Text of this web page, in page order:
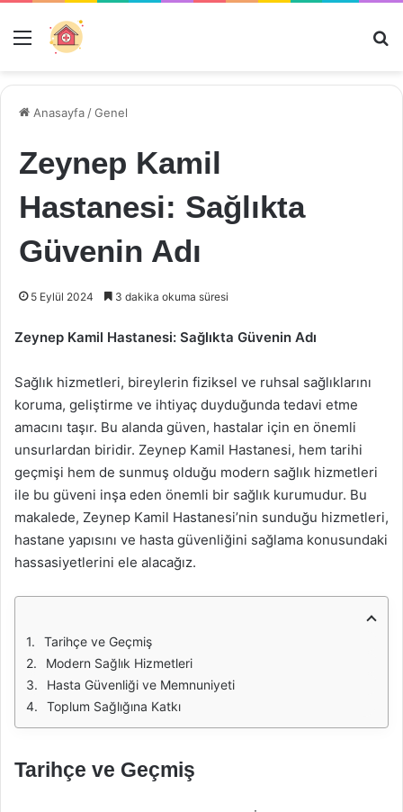
Menü
Anasayfa /Genel
Zeynep Kamil
Hastanesi: Sağlıkta
Güvenin Adı
5 Eylül 2024 3 dakika okuma süresi
Zeynep Kamil Hastanesi: Sağlıkta Güvenin Adı
Sağlık hizmetleri, bireylerin fiziksel ve ruhsal sağlıklarını
koruma, geliştirme ve ihtiyaç duyduğunda tedavi etme
amacını taşır. Bu alanda güven, hastalar için en önemli
unsurlardan biridir. Zeynep Kamil Hastanesi, hem tarihi
geçmişi hem de sunmuş olduğu modern sağlık hizmetleri
ile bu güveni inşa eden önemli bir sağlık kurumudur. Bu
makalede, Zeynep Kamil Hastanesi’nin sunduğu hizmetleri,
hastane yapısını ve hasta güvenliğini sağlama konusundaki
hassasiyetlerini ele alacağız.
Tarihçe ve Geçmiş
Modern Sağlık Hizmetleri
Hasta Güvenliği ve Memnuniyeti
Toplum Sağlığına Katkı
Tarihçe ve Geçmiş